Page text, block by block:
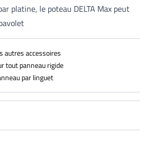
platine, le poteau DELTA Max peut
autres accessoires
tout panneau rigide
par linguet